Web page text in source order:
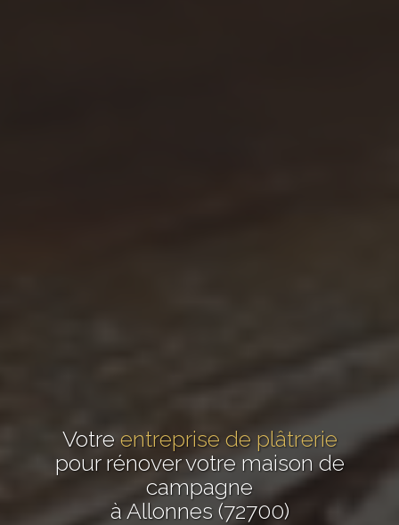
Votre entreprise de plâtrerie
pour rénover votre maison de
campagne
à Allonnes (72700)